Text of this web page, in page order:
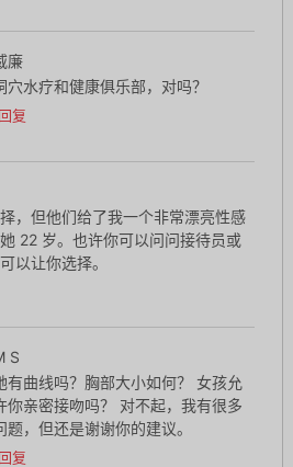
廉
穴水疗和健康俱乐部，对吗？
回复
，但他们给了我一个非常漂亮性感
22 岁。也许你可以问问接待员或
以让你选择。
S
有曲线吗？胸部大小如何？ 女孩允
你亲密接吻吗？ 对不起，我有很多
题，但还是谢谢你的建议。
回复